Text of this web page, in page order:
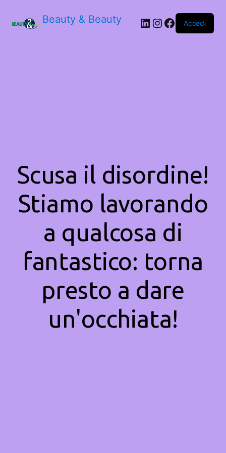
Beauty & Beauty LinkedIn
Instagram
Facebook
Accedi
Scusa il disordine!
Stiamo lavorando
a qualcosa di
fantastico: torna
presto a dare
un'occhiata!